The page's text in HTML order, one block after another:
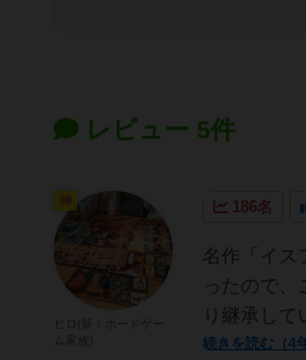
レビュー 5件
186名
名作「イス
ったので
り継承し
続きを読む（4